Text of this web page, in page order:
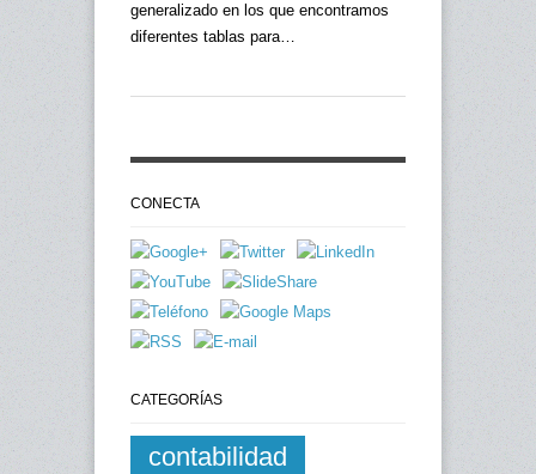
generalizado en los que encontramos
diferentes tablas para…
CONECTA
CATEGORÍAS
contabilidad